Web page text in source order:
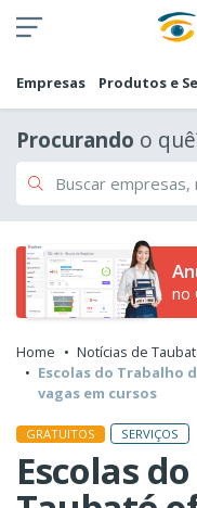
Empresas Produtos e
Procurando o
no
Home Notícias de
Escolas do Trabalho
vagas em cursos
GRATUITOS SERVIÇOS
Escolas